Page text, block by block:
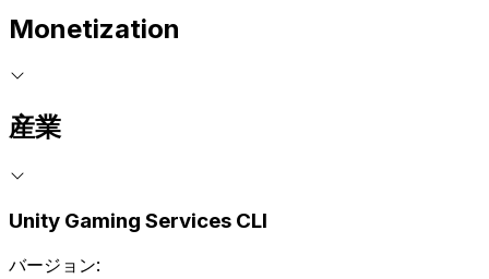
Monetization
産業
Unity Gaming Services CLI
バージョン: